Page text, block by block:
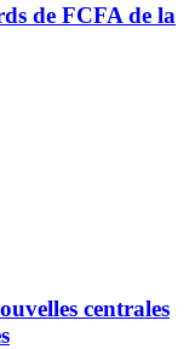
de FCFA de la
centrales